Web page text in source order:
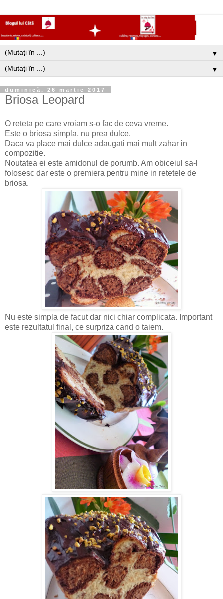
▼
▼
duminică, 26 martie 2017
Briosa Leopard
O reteta pe care vroiam s-o fac de ceva vreme.
Este o briosa simpla, nu prea dulce.
Daca va place mai dulce adaugati mai mult zahar in
compozitie.
Noutatea ei este amidonul de porumb. Am obiceiul sa-l
folosesc dar este o premiera pentru mine in retetele de
briosa.
Nu este simpla de facut dar nici chiar complicata. Important
este rezultatul final, ce surpriza cand o taiem.